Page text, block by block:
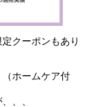
クーポンもあり
ホームケア付
、、